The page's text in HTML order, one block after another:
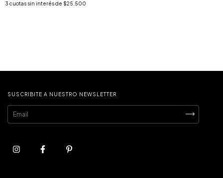
3 cuotas sin interés de $25.500
SUSCRIBITE A NUESTRO NEWSLETTER